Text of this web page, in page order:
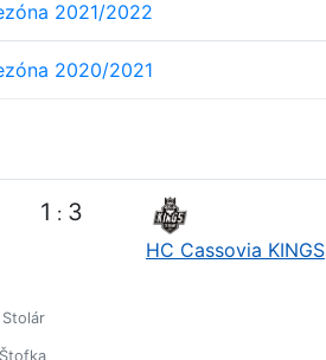
2021/2022
2020/2021
1 : 3
HC Cassovia KINGS
Stolár